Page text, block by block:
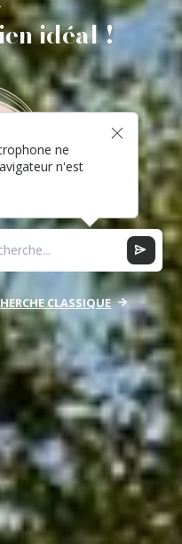
idéal !
ne
n'est
CLASSIQUE